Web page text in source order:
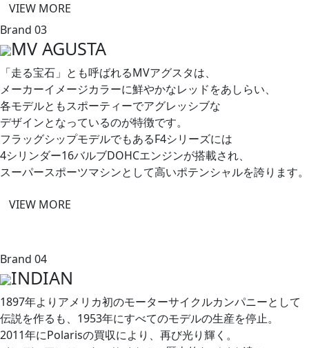
VIEW MORE
Brand 03
MV AGUSTA
「走る​宝石」とも​呼ばれる​MVアグスタは、​
メーカーイメージカラーに​鮮やかな​レッドを​あしらい、​
各モデルとも​スポーティーで​アグレッシブな​
デザインとなっているのが​特徴です。​
フラッグシップモデルでも​ある​F4シリーズには​
4シリンダー16バルブDOHCエンジンが​搭載され、​
スーパースポーツマシンと​して​高いポテンシャルを​誇ります。
VIEW MORE
Brand 04
INDIAN
1897年より​アメリカ初の​モーターサイクルカンパニーと​して​
伝説を​作るも、​1953年に​すべての​モデルの​生産を​停止。​
2011年に​Polarisの​買収に​より、​再び光り輝く。​